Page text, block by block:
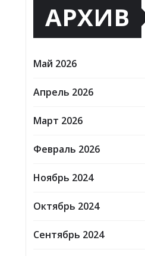
АРХИВ
Май 2026
Апрель 2026
Март 2026
Февраль 2026
Ноябрь 2024
Октябрь 2024
Сентябрь 2024